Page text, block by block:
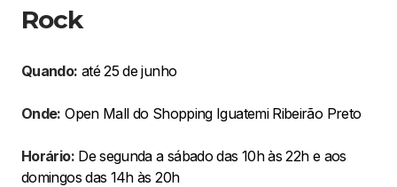
Rock
Quando: até 25 de junho
Onde: Open Mall do Shopping Iguatemi Ribeirão Preto
Horário:De segunda a sábado das 10h às 22h e aos
domingos das 14h às 20h